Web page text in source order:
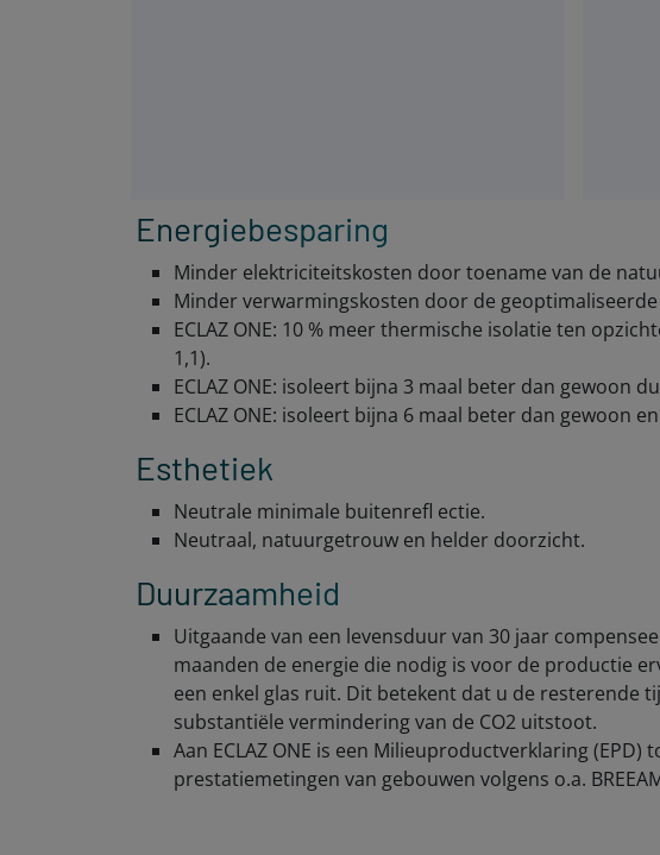
Energiebesparing
Minder elektriciteitskosten door toename van de
Minder verwarmingskosten door de
ECLAZ ONE: 10 % meer thermische isolatie ten
1,1).
ECLAZ ONE: isoleert bijna 3 maal beter dan gewoon
ECLAZ ONE: isoleert bijna 6 maal beter dan gewoon
Esthetiek
Neutrale minimale buitenrefl ectie.
Neutraal, natuurgetrouw en helder doorzicht.
Duurzaamheid
Uitgaande van een levensduur van 30 jaar
maanden de energie die nodig is voor de productie
een enkel glas ruit. Dit betekent dat u de resterende
substantiële vermindering van de CO2 uitstoot.
Aan ECLAZ ONE is een Milieuproductverklaring
prestatiemetingen van gebouwen volgens o.a.